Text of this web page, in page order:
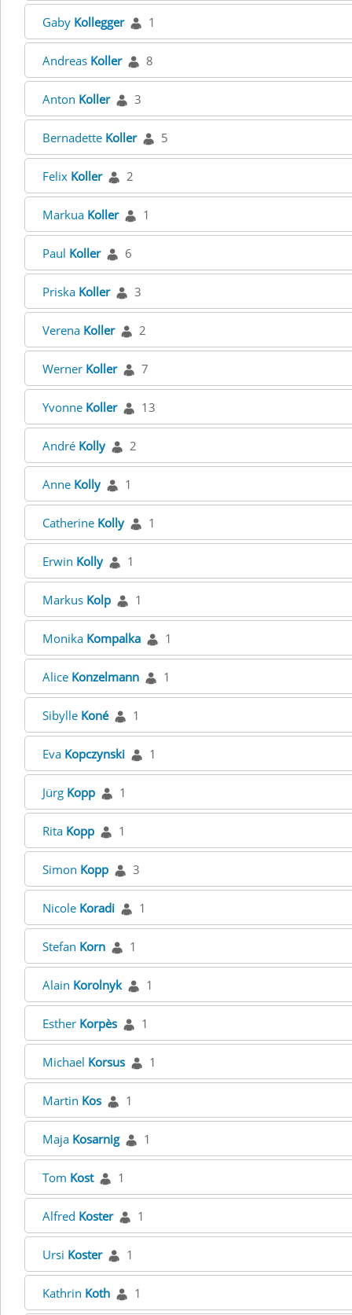
Gaby Kollegger 1
Andreas Koller 8
Anton Koller 3
Bernadette Koller 5
Felix Koller 2
Markua Koller 1
Paul Koller 6
Priska Koller 3
Verena Koller 2
Werner Koller 7
Yvonne Koller 13
André Kolly 2
Anne Kolly 1
Catherine Kolly 1
Erwin Kolly 1
Markus Kolp 1
Monika Kompalka 1
Alice Konzelmann 1
Sibylle Koné 1
Eva Kopczynski 1
Jürg Kopp 1
Rita Kopp 1
Simon Kopp 3
Nicole Koradi 1
Stefan Korn 1
Alain Korolnyk 1
Esther Korpès 1
Michael Korsus 1
Martin Kos 1
Maja Kosarnig 1
Tom Kost 1
Alfred Koster 1
Ursi Koster 1
Kathrin Koth 1